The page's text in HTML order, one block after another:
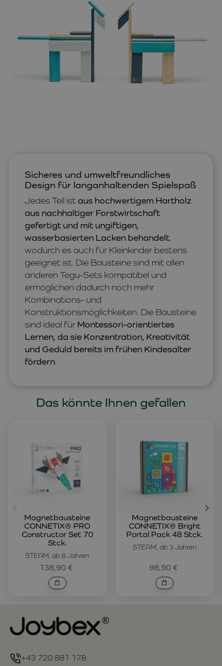
Sicheres und umweltfreundliches
Design für langanhaltenden Spielspaß
Jedes Teil istaus hochwertigem Hartholz
aus nachhaltiger Forstwirtschaft
gefertigt und mit ungiftigen,
wasserbasierten Lacken behandelt,
wodurch es auch für Kleinkinder bestens
geeignet ist. Die Bausteine sind mit allen
anderen Tegu-Sets kompatibel und
ermöglichen dadurch noch mehr
Kombinations- und
Konstruktionsmöglichkeiten. Die Bausteine
sind ideal für Montessori-orientiertes
Lernen, da sie Konzentration, Kreativität
und Geduld bereits im frühen Kindesalter
fördern.
Das könnte Ihnen gefallen
STEAM, ab 8 Jahren
Magnetbausteine
CONNETIX® PRO
Constructor Set 70
Stck.
138,90 €
STEAM, ab 3 Jahren
Magnetbausteine
CONNETIX® Bright
Portal Pack 48 Stck.
98,90 €
+43 720 881 178